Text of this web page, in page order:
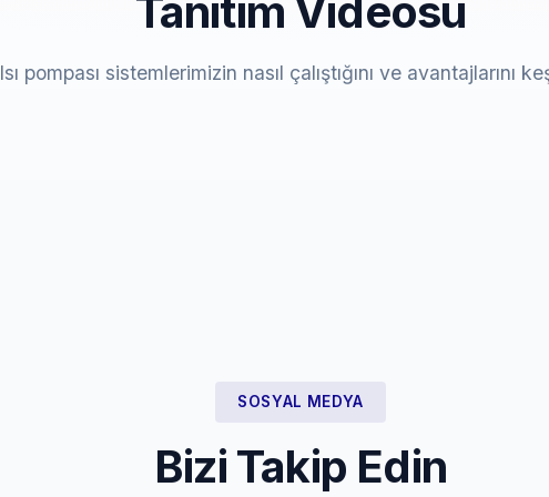
Tanıtım Videosu
Isı pompası sistemlerimizin nasıl çalıştığını ve avantajlarını
SOSYAL MEDYA
Bizi Takip Edin